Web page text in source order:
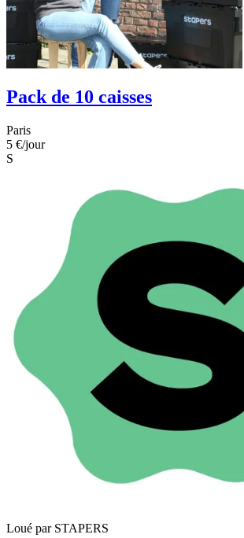
Pack de 10 caisses
Paris
5 €/jour
S
Loué par STAPERS